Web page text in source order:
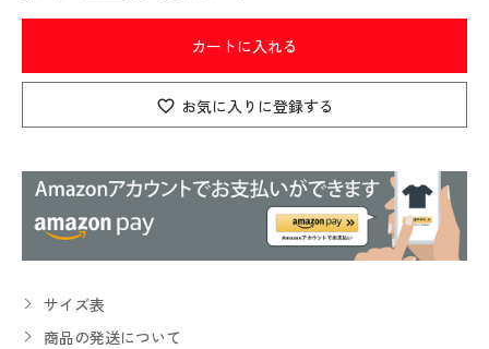
カートに入れる
お気に入りに登録する
サイズ表
商品の発送について